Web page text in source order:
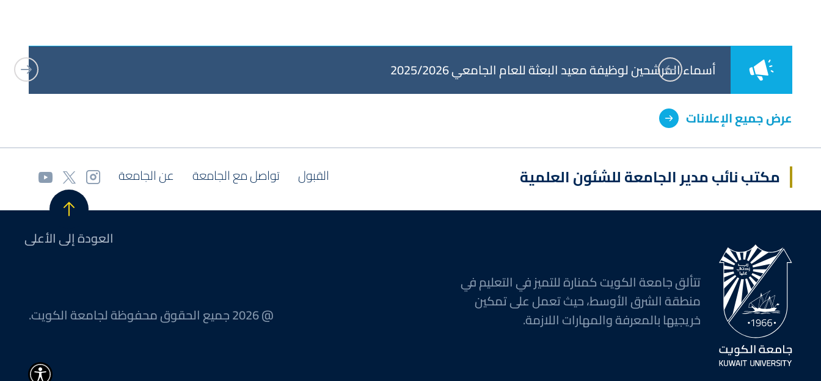
أسماء المرشحين لوظيفة معيد البعثة للعام الجامعي 2025/2026 جامعة الكويت تعلن عن
عرض جميع الإعلانات
مكتب نائب مدير الجامعة للشئون العلمية القبول تواصل مع الجامعة عن الجامعة
العودة إلى الأعلى
تتألق جامعة الكويت كمنارة للتميز في التعليم في
منطقة الشرق الأوسط، حيث تعمل على تمكين
خريجيها بالمعرفة والمهارات اللازمة.
@ 2026 جميع الحقوق محفوظة لجامعة الكويت.